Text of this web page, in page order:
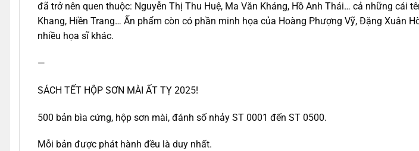
đã trở nên quen thuộc: Nguyễn Thị Thu Huệ, Ma Văn Kháng, Hồ Anh Thái… cả những
Khang, Hiền Trang… Ấn phẩm còn có phần minh họa của Hoàng Phượng Vỹ, Đặng Xuân
nhiều họa sĩ khác.
—
SÁCH TẾT HỘP SƠN MÀI ẤT TỴ 2025!
500 bản bìa cứng, hộp sơn mài, đánh số nhảy ST 0001 đến ST 0500.
Mỗi bản được phát hành đều là duy nhất.